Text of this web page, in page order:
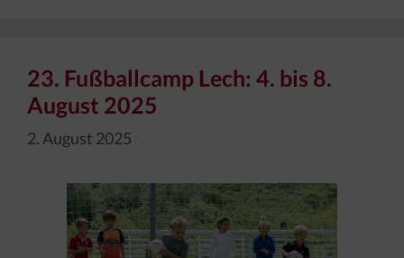
23. Fußballcamp Lech: 4. bis 8.
August 2025
2. August 2025